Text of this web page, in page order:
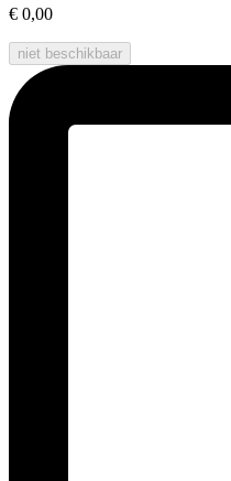
€ 0,00
niet beschikbaar